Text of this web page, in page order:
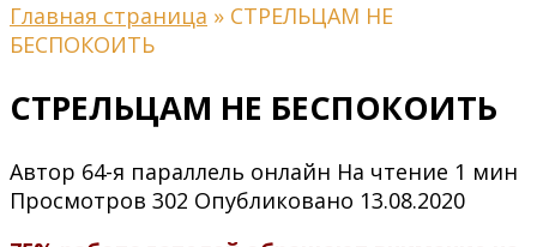
Главная страница » СТРЕЛЬЦАМ НЕ
БЕСПОКОИТЬ
СТРЕЛЬЦАМ НЕ БЕСПОКОИТЬ
Автор 64-я параллель онлайн На чтение 1 мин
Просмотров 302 Опубликовано 13.08.2020